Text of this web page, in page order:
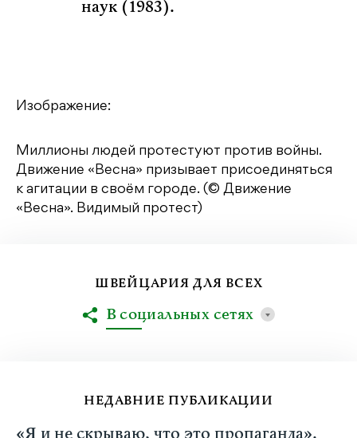
наук (1983).
Изображение:
Миллионы людей протестуют против войны.
Движение «Весна» призывает присоединяться
к агитации в своём городе. (© Движение
«Весна». Видимый протест)
НЕДАВНИЕ ПУБЛИКАЦИИ
ШВЕЙЦАРИЯ ДЛЯ ВСЕХ
В социальных сетях